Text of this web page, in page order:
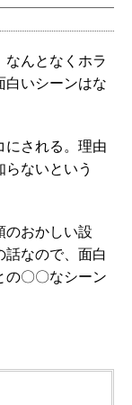
なんとなくホラ
白いシーンはな
にされる。理由
ないという
のおかしい設
話なので、面白
の〇〇なシーン